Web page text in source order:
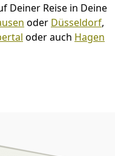
Deiner Reise in Deine
oder Düsseldorf,
oder auch Hagen